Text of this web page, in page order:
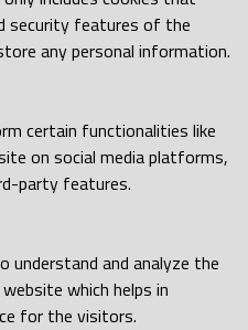
security features of the
any personal information.
certain functionalities like
on social media platforms,
party features.
understand and analyze the
which helps in
for the visitors.